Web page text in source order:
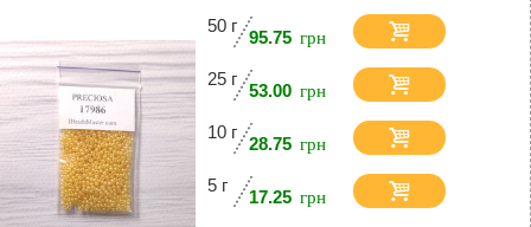
50 г
95.75
25 г
53.00
10 г
28.75
5 г
17.25